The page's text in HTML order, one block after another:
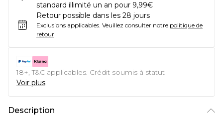
standard illimité un an pour 9,99€
Retour possible dans les 28 jours
Exclusions applicables. Veuillez consulter notre politique de
retour
18+, T&C applicables. Crédit soumis à statut
Voir plus
Description